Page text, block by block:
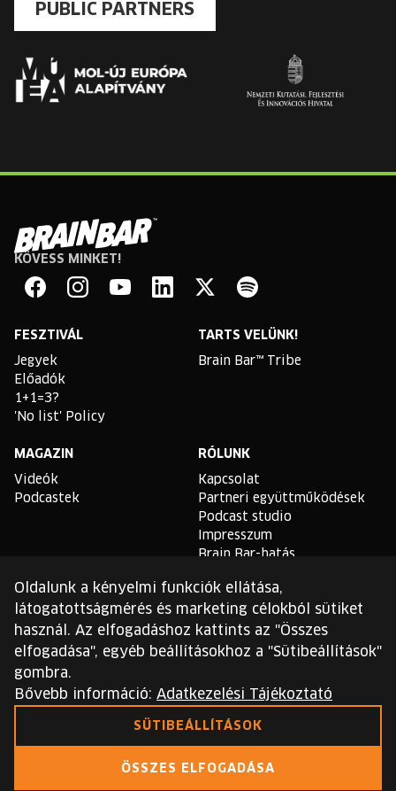
PUBLIC PARTNERS
Brain
Bar
KÖVESS MINKET!
FESZTIVÁL
Jegyek
Előadók
1+1=3?
'No list' Policy
TARTS VELÜNK!
Brain Bar™ Tribe
MAGAZIN
Videók
Podcastek
RÓLUNK
Kapcsolat
Partneri együttműködések
Podcast studio
Impresszum
Brain Bar-hatás
TLDR
Általános Szerződési
Feltételek
Sütikezelési Szabályzat
Adatvédelmi Szabályzat
Ezt a webhelyet a reCAPTCHA védi, és a Google
Oldalunk a kényelmi funkciók ellátása,
látogatottságmérés és marketing célokból sütiket
használ. Az elfogadáshoz kattints az "Összes
elfogadása", egyéb beállításokhoz a "Sütibeállítások"
gombra.
Bővebb információ: Adatkezelési Tájékoztató
SÜTIBEÁLLÍTÁSOK
ÖSSZES ELFOGADÁSA